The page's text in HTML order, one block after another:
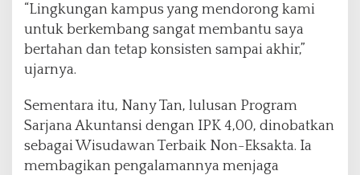
“Lingkungan kampus yang mendorong kami
untuk berkembang sangat membantu saya
bertahan dan tetap konsisten sampai akhir,”
ujarnya.
Sementara itu, Nany Tan, lulusan Program
Sarjana Akuntansi dengan IPK 4,00, dinobatkan
sebagai Wisudawan Terbaik Non-Eksakta. Ia
membagikan pengalamannya menjaga